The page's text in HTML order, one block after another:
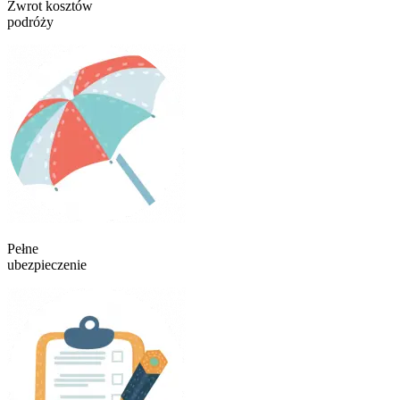
Zwrot kosztów
podróży
Pełne
ubezpieczenie